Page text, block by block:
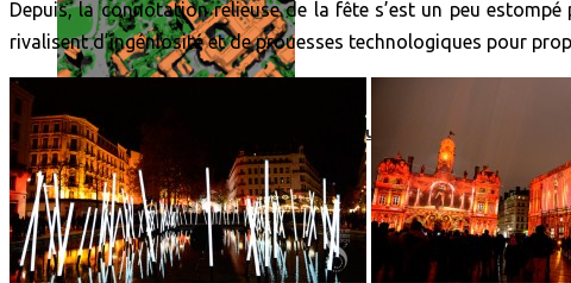
Roborace : une voiture autonome évite un chien mais se loupe
Depuis, la connotation relieuse de la fête s’est un peu
rivalisent d’ingéniosité et de prouesses technologiques pour